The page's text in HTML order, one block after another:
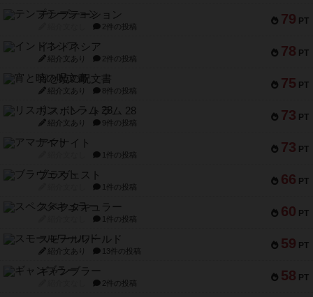
79 PT
テンプテーション
2件の投稿
78 PT
インドネシア
紹介文あり 2件の投稿
75 PT
宵と暁の呪文書
紹介文あり 8件の投稿
73 PT
リスボン・トラム 28
紹介文あり 9件の投稿
73 PT
アマナイト
1件の投稿
66 PT
ブラヴェスト
1件の投稿
60 PT
スペクタキュラー
1件の投稿
59 PT
スモールワールド
紹介文あり 13件の投稿
58 PT
ギャンブラー
2件の投稿